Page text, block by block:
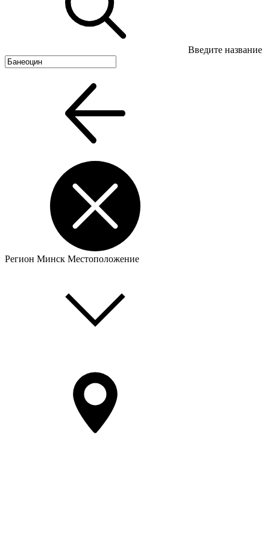
Введите название
Регион Минск Местоположение